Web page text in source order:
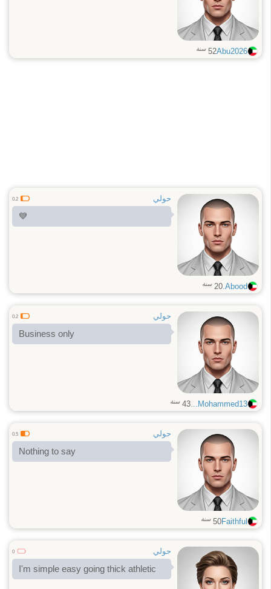
Abu2026
52 سنة
حولي 0.2
💙
Abood.
20 سنة
حولي 0.2
Business only
Mohammed13...
43 سنة
حولي 0.5
Nothing to say
Faithful
50 سنة
حولي 0
I'm simple easy going thick athletic